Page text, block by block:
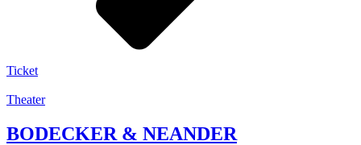
Ticket
Theater
BODECKER & NEANDER